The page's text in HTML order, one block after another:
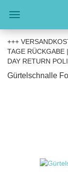
+++
TAGE RÜCKGABE
DAY RETURN
Gürtelschnalle